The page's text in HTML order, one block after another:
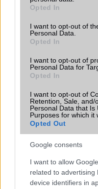
grant or deny consent to
use your data for below
consent section.
Opted In
I want to opt-out of
Personal Data.
Opted In
I want to opt-out of
Personal Data for
Opted In
I want to opt-out of
Retention, Sale, and/
Personal Data that Is
Purposes for which it
Opted Out
Google consents
I want to allow
related to advertising
device identifiers in
Motorola
Samsung
Xiaomi
ZTE
Mennyibe kerül